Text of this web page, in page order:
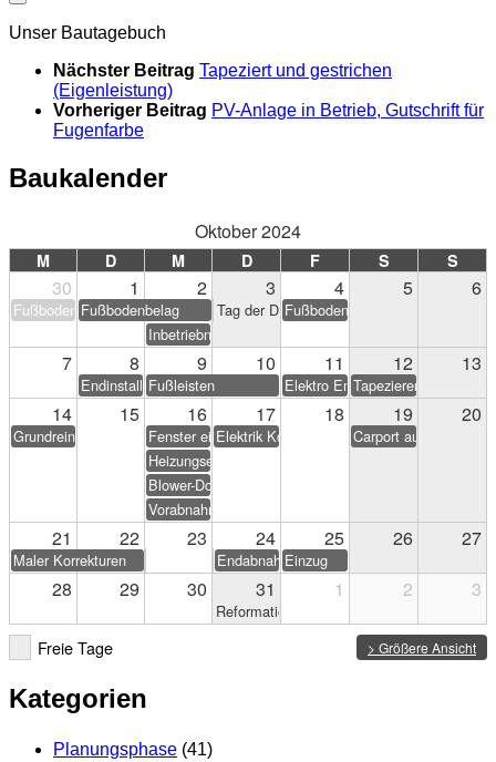
Unser Bautagebuch
Nächster Beitrag Tapeziert und gestrichen
(Eigenleistung)
Vorheriger Beitrag PV-Anlage in Betrieb, Gutschrift für
Fugenfarbe
Baukalender
Oktober 2024
M D M D F S S
30 1 2 3 4 5 6
FußbodenbelagFußbodenbelag Tag der Deutschen Einheit
Fußbodenbelag
Inbetriebnahme PV-Anlage
7 8 9 10 11 12 13
Endinstallation Heizung/Sanitär
Fußleisten Elektro Endarbeiten
Tapezieren &
14 15 16 17 18 19 20
Grundreinigung Fenster einstellenElektrik Korrekturen
Carport aufstellen
Heizungseinweisung
Blower-Door-Test
Vorabnahme
21 22 23 24 25 26 27
Maler Korrekturen EndabnahmeEinzug
28 29 30 31 1 2 3
Reformationstag
> Größere Ansicht
Freie Tage
Kategorien
Planungsphase (41)